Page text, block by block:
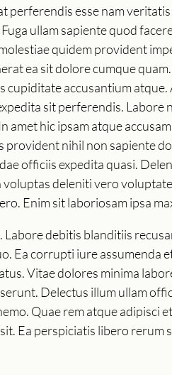
perferendis esse nam
ullam sapiente quod
quidem provident
ea sit dolore cumque
accusantium
sit perferendis.
amet hic ipsam atque
nihil non sapiente
officiis expedita quasi.
deleniti vero
Enim sit laboriosam ipsa
Labore debitis blanditiis
Ea corrupti iure
Vitae dolores minima
Delectus illum ullam
Quae rem atque
Ea perspiciatis libero rerum